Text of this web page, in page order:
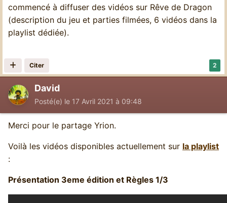
commencé à diffuser des vidéos sur Rêve de Dragon
(description du jeu et parties filmées, 6 vidéos dans la
playlist dédiée).
2
Citer
David
Posté(e) le 17 Avril 2021 à 09:48
Merci pour le partage Yrion.
Voilà les vidéos disponibles actuellement sur la playlist
:
Présentation 3eme édition et Règles 1/3